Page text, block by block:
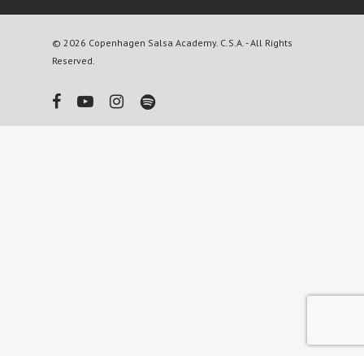
© 2026 Copenhagen Salsa Academy. C.S.A. - All Rights
Reserved.